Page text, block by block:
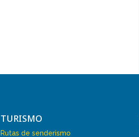
TURISMO
Rutas de senderismo